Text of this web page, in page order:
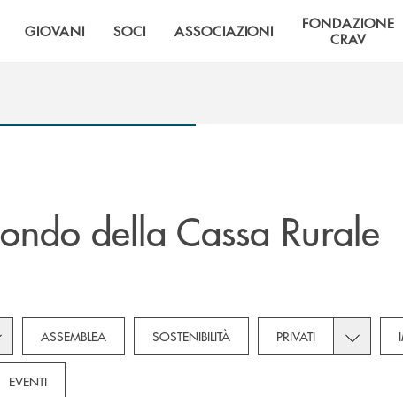
GIOVANI SOCI ASSOCIAZIONI
FONDAZIONE
CRAV
della Cassa Rurale
subcategories dropdown for Novità
ASSEMBLEA SOSTENIBILITÀ PRIVATI Toggle
EVENTI